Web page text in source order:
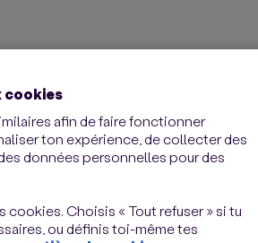
cookies
afin de faire fonctionner
ton expérience, de collecter des
données personnelles pour des
Choisis « Tout refuser » si tu
ou définis toi-même tes